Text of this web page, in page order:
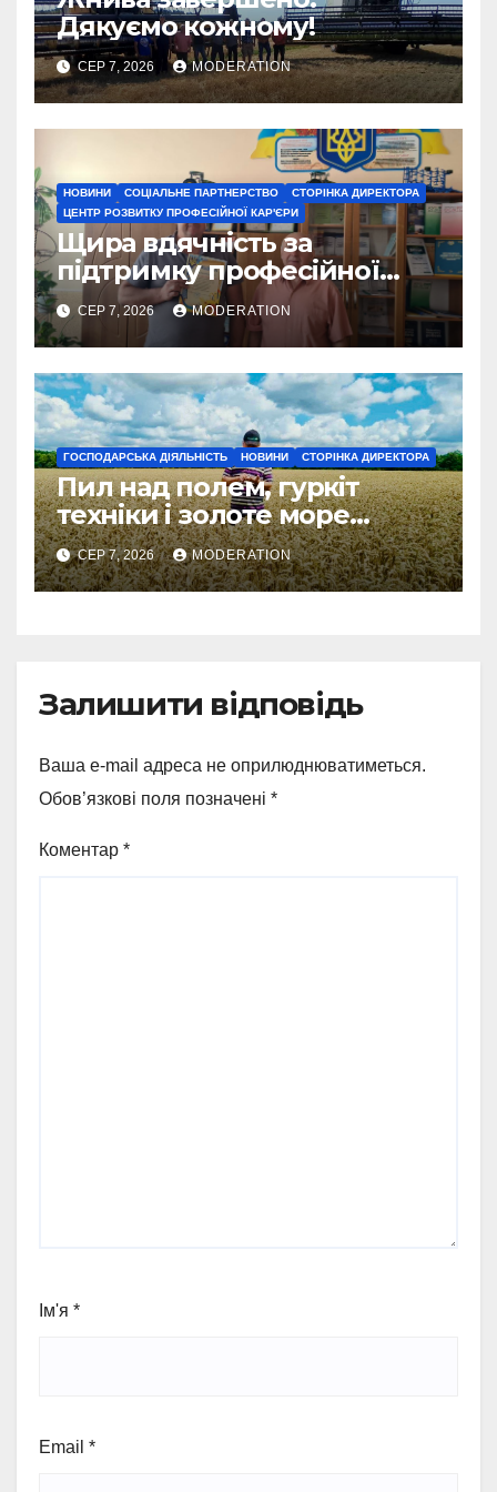
Дякуємо кожному!
СЕР 7, 2026 MODERATION
НОВИНИ СОЦІАЛЬНЕ ПАРТНЕРСТВО
СТОРІНКА ДИРЕКТОРА
ЦЕНТР РОЗВИТКУ ПРОФЕСІЙНОЇ КАР'ЄРИ
Щира вдячність за
підтримку професійної
освіти
СЕР 7, 2026 MODERATION
ГОСПОДАРСЬКА ДІЯЛЬНІСТЬ НОВИНИ СТОРІНКА ДИРЕКТОРА
Пил над полем, гуркіт
техніки і золоте море
колосся — так виглядає
справжнє українське літо
СЕР 7, 2026 MODERATION
Залишити відповідь
Ваша e-mail адреса не оприлюднюватиметься.
Обов’язкові поля позначені *
Коментар *
Ім'я *
Email *